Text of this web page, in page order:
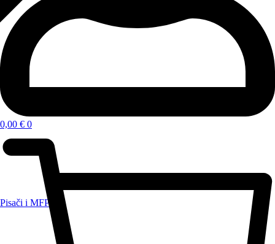
Pisači i MFP
0,00 € 0